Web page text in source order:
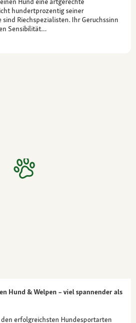
hundertprozentig seiner
Riechspezialisten. Ihr Geruchssinn
Sensibilität…
Hund & Welpen – viel spannender als
erfolgreichsten Hundesportarten